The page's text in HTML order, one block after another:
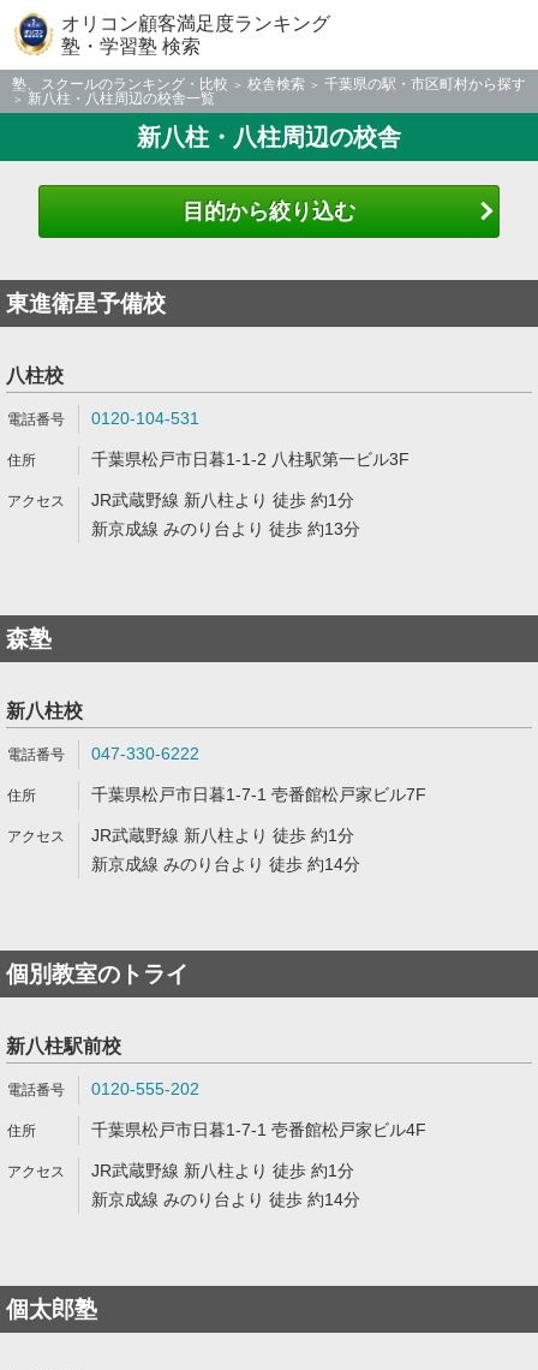
オリコン顧客満足度ランキング
塾・学習塾 検索
塾、スクールのランキング・比較 校舎検索
千葉県の駅・市区町村から探す
新八柱・八柱周辺の校舎一覧
新八柱・八柱周辺の校舎
目的から絞り込む
東進衛星予備校
八柱校
0120-104-531
千葉県松戸市日暮1-1-2 八柱駅第一ビル3F
JR武蔵野線 新八柱より 徒歩 約1分
新京成線 みのり台より 徒歩 約13分
森塾
新八柱校
047-330-6222
千葉県松戸市日暮1-7-1 壱番館松戸家ビル7F
JR武蔵野線 新八柱より 徒歩 約1分
新京成線 みのり台より 徒歩 約14分
個別教室のトライ
新八柱駅前校
0120-555-202
千葉県松戸市日暮1-7-1 壱番館松戸家ビル4F
JR武蔵野線 新八柱より 徒歩 約1分
新京成線 みのり台より 徒歩 約14分
個太郎塾